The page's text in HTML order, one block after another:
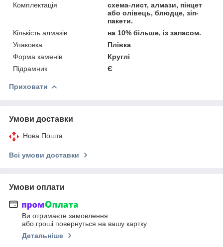
Комплектація
схема-лист, алмази, пінцет
або олівець, блюдце, зіп-
пакети.
Кількість алмазів
на 10% більше, із запасом.
Упаковка
Плівка
Форма каменів
Круглі
Підрамник
Є
Приховати
Умови доставки
Нова Пошта
Всі умови доставки
Умови оплати
Ви отримаєте замовлення
або гроші повернуться на вашу картку
Детальніше